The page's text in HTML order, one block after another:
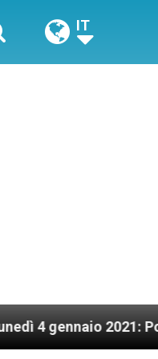
IT
2021: Possesso